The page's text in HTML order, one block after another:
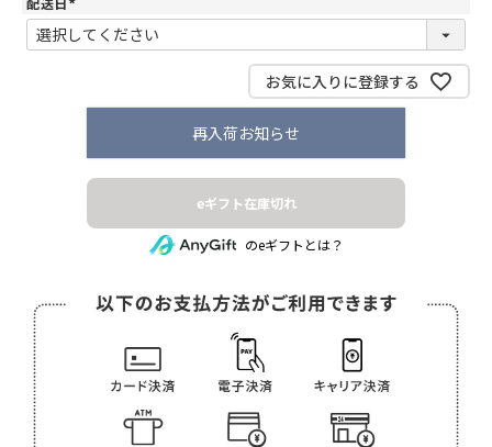
(
必
須
)
お気に入りに登録する
再入荷お知らせ
eギフト在庫切れ
のeギフトとは？